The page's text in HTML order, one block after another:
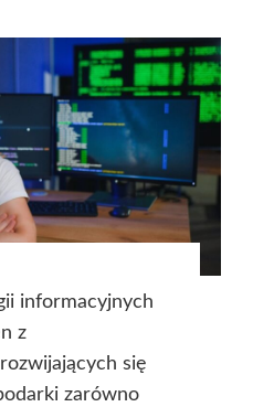
informacyjnych
z
się
zarówno